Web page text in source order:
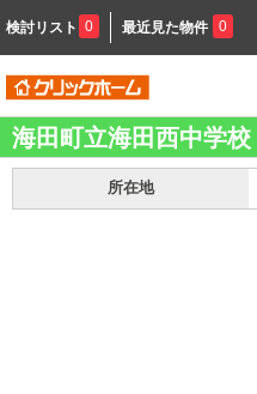
検討リスト 0 最近見た物件 0
海田町立海田西中学校
所在地